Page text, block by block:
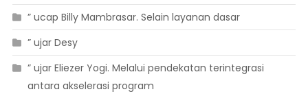
” ucap Billy Mambrasar. Selain layanan dasar
” ujar Desy
” ujar Eliezer Yogi. Melalui pendekatan terintegrasi
antara akselerasi program